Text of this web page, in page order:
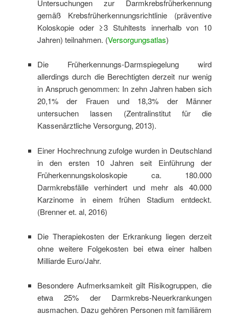
Untersuchungen zur Darmkrebsfrüherkennung
gemäß Krebsfrüherkennungsrichtlinie (präventive
Koloskopie oder ≥ 3 Stuhltests innerhalb von 10
Jahren) teilnahmen. (Versorgungsatlas)
Die Früherkennungs-Darmspiegelung wird
allerdings durch die Berechtigten derzeit nur wenig
in Anspruch genommen: In zehn Jahren haben sich
20,1% der Frauen und 18,3% der Männer
untersuchen lassen (Zentralinstitut für die
Kassenärztliche Versorgung, 2013).
Einer Hochrechnung zufolge wurden in Deutschland
in den ersten 10 Jahren seit Einführung der
Früherkennungskoloskopie ca. 180.000
Darmkrebsfälle verhindert und mehr als 40.000
Karzinome in einem frühen Stadium entdeckt.
(Brenner et. al, 2016)
Die Therapiekosten der Erkrankung liegen derzeit
ohne weitere Folgekosten bei etwa einer halben
Milliarde Euro/Jahr.
Besondere Aufmerksamkeit gilt Risikogruppen, die
etwa 25% der Darmkrebs-Neuerkrankungen
ausmachen. Dazu gehören Personen mit familiärem